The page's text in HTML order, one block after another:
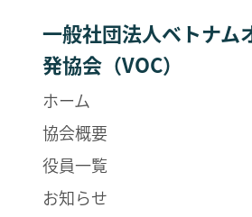
一般社団法人ベトナム
発協会（VOC）
ホーム
協会概要
役員一覧
お知らせ